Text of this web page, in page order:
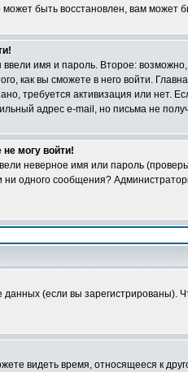
быть восстановлен, вам может
ввели имя и пароль. Второе:
как вы сможете в него войти.
требуется активизация или нет.
адрес e-mail, но письма не
могу войти!
неверное имя или пароль
одного сообщения?
данных (если вы зарегистрированы).
видеть время, относящееся к